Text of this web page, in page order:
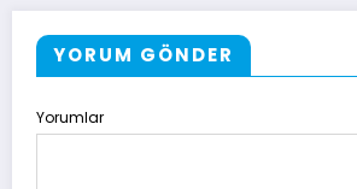
YORUM GÖNDER
Yorumlar